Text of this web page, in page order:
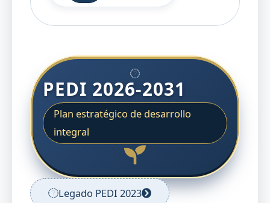
PEDI 2026-2031
Plan estratégico de desarrollo
integral
Legado PEDI 2023